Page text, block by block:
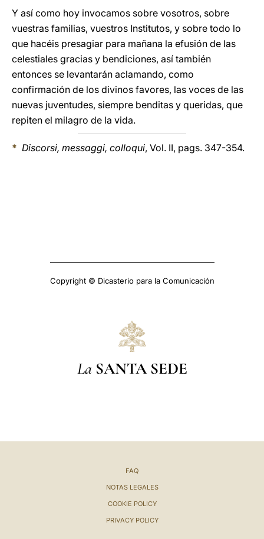
Y así como hoy invocamos sobre vosotros, sobre
vuestras familias, vuestros Institutos, y sobre todo lo
que hacéis presagiar para mañana la efusión de las
celestiales gracias y bendiciones, así también
entonces se levantarán aclamando, como
confirmación de los divinos favores, las voces de las
nuevas juventudes, siempre benditas y queridas, que
repiten el milagro de la vida.
* Discorsi, messaggi, colloqui, Vol. II, pags. 347-354.
Copyright © Dicasterio para la Comunicación
La SANTA SEDE
FAQ
NOTAS LEGALES
COOKIE POLICY
PRIVACY POLICY